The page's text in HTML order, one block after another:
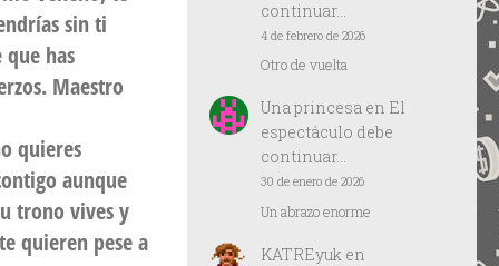
sin ti
que has
Maestro
quieres
aunque
trono vives y
quieren pese a
continuar…
4 de febrero de 2026
Otro de vuelta
Una princesaen El
espectáculo debe
continuar…
30 de enero de 2026
Un abrazo enorme
KATREyuken